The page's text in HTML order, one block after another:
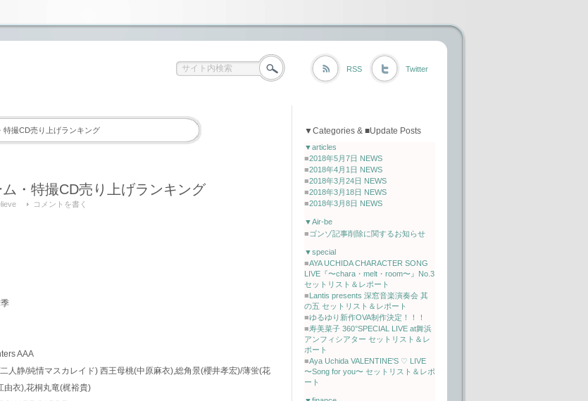
RSS Twitter
特撮CD売り上げランキング
・特撮CD売り上げランキング
コメントを書く
AAA
人静/純情マスカレイド) 西王母桃(中原麻衣),総角景(櫻井孝宏)/薄蛍(花
由衣),花桐丸竜(梶裕貴)
▼Categories & ■Update Posts
▼articles
■2018年5月7日 NEWS
■2018年4月1日 NEWS
■2018年3月24日 NEWS
■2018年3月18日 NEWS
■2018年3月8日 NEWS
▼Air-be
■ゴンゾ記事削除に関するお知らせ
▼special
■AYA UCHIDA CHARACTER SONG
LIVE『〜chara・melt・room〜』No.3
セットリスト＆レポート
■Lantis presents 深窓音楽演奏会 其
の五 セットリスト＆レポート
■ゆるゆり新作OVA制作決定！！！
■寿美菜子 360°SPECIAL LIVE at舞浜
アンフィシアター セットリスト＆レ
ポート
■Aya Uchida VALENTINE'S ♡ LIVE
〜Song for you〜 セットリスト＆レポ
ート